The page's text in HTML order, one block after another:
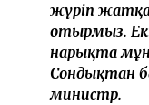
жүріп
отырмыз.
нарықта
Сондықтан
министр.